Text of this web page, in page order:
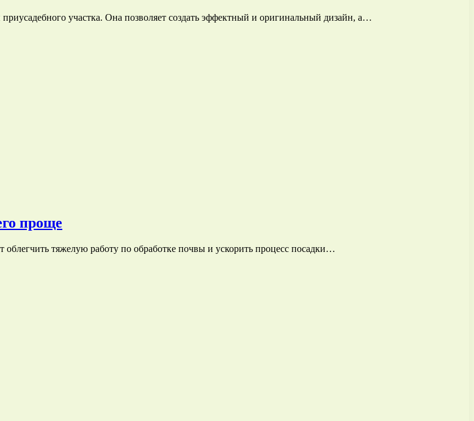
участка. Она позволяет создать эффектный и оригинальный дизайн, а…
проще
тяжелую работу по обработке почвы и ускорить процесс посадки…